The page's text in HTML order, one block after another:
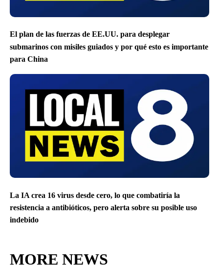
El plan de las fuerzas de EE.UU. para desplegar
submarinos con misiles guiados y por qué esto es importante
para China
La IA crea 16 virus desde cero, lo que combatiría la
resistencia a antibióticos, pero alerta sobre su posible uso
indebido
MORE NEWS